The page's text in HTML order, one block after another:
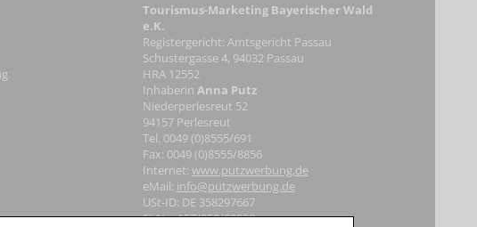
Tourismus-Marketing Bayerischer Wald
e.K.
Registergericht: Amtsgericht Passau
Schustergasse 4, 94032 Passau
HRA 12552
Inhaberin Anna Putz
Niederperlesreut 52
94157 Perlesreut
Tel. 0049 (0)8555/691
Fax: 0049 (0)8555/8856
Internet: www.putzwerbung.de
eMail: info@putzwerbung.de
USt-ID: DE 358297667
St.Nr.: 157/259/80938